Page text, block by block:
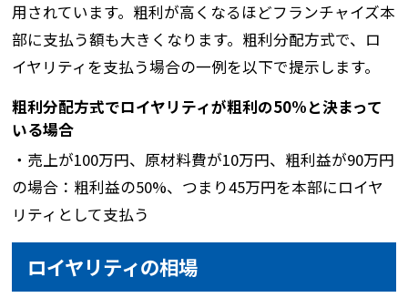
用されています。粗利が高くなるほどフランチャイズ本
部に支払う額も大きくなります。粗利分配方式で、ロ
イヤリティを支払う場合の一例を以下で提示します。
粗利分配方式でロイヤリティが粗利の50%と決まって
いる場合
・売上が100万円、原材料費が10万円、粗利益が90万円
の場合：粗利益の50%、つまり45万円を本部にロイヤ
リティとして支払う
ロイヤリティの相場